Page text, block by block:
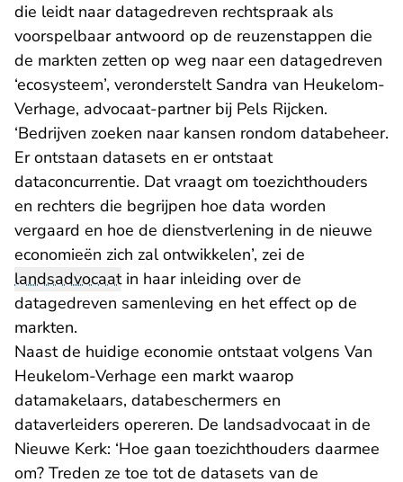
die leidt naar datagedreven rechtspraak als
voorspelbaar antwoord op de reuzenstappen die
de markten zetten op weg naar een datagedreven
‘ecosysteem’, veronderstelt Sandra van Heukelom-
Verhage, advocaat-partner bij Pels Rijcken.
‘Bedrijven zoeken naar kansen rondom databeheer.
Er ontstaan datasets en er ontstaat
dataconcurrentie. Dat vraagt om toezichthouders
en rechters die begrijpen hoe data worden
vergaard en hoe de dienstverlening in de nieuwe
economieën zich zal ontwikkelen’, zei de
landsadvocaatin haar inleiding over de
datagedreven samenleving en het effect op de
markten.
Naast de huidige economie ontstaat volgens Van
Heukelom-Verhage een markt waarop
datamakelaars, databeschermers en
dataverleiders opereren. De landsadvocaat in de
Nieuwe Kerk: ‘Hoe gaan toezichthouders daarmee
om? Treden ze toe tot de datasets van de